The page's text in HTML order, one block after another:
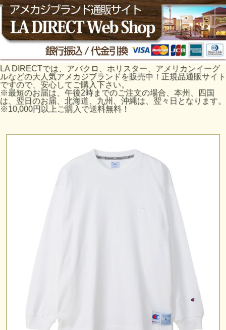
LA DIRECTでは、アバクロ、ホリスター、アメリカンイーグ
ルなどの大人気アメカジブランドを販売中！正規品通販サイト
ですので、安心してご購入下さい。
※最短のお届は、午後2時までのご注文の場合、本州、四国
は、翌日のお届、北海道、九州、沖縄は、翌々日となります。
※10,000円以上ご購入で送料無料！